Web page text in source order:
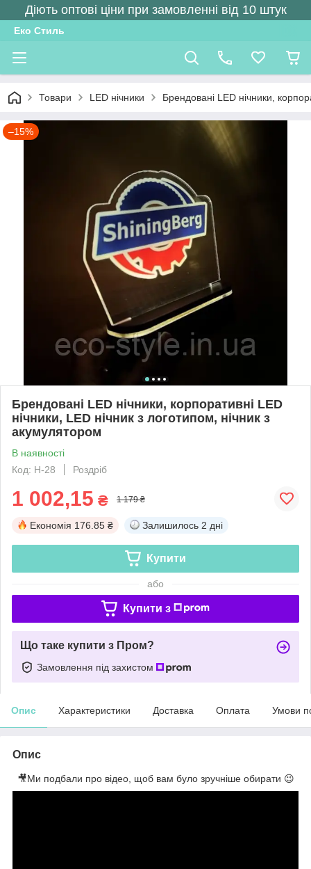
Діють оптові ціни при замовленні від 10 штук
Еко Стиль
Товари LED нічники Брендовані LED нічники,
–15%
Брендовані LED нічники, корпоративні LED
нічники, LED нічник з логотипом, нічник з
акумулятором
В наявності
Код: Н-28
Роздріб
1 002,15 ₴ 1 179 ₴
Економія 176.85 ₴ Залишилось 2 дні
Купити
або
Купити з
Що таке купити з Пром?
Замовлення під захистом
Опис Характеристики Доставка Оплата Умови
Опис
🎥Ми подбали про відео, щоб вам було зручніше обирати 😉